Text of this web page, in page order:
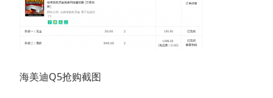
海美迪Q5抢购截图